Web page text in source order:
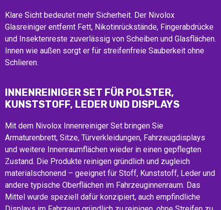
Klare Sicht bedeutet mehr Sicherheit. Der Nivolox
Glasreiniger entfernt Fett, Nikotinrückstände, Fingerabdrücke
und Insektenreste zuverlässig von Scheiben und Glasflächen.
Innen wie außen sorgt er für streifenfreie Sauberkeit ohne
Schlieren.
INNENREINIGER SET FÜR POLSTER,
KUNSTSTOFF, LEDER UND DISPLAYS
Mit dem Nivolox Innenreiniger Set bringen Sie
Armaturenbrett, Sitze, Türverkleidungen, Fahrzeugdisplays
und weitere Innenraumflächen wieder in einen gepflegten
Zustand. Die Produkte reinigen gründlich und zugleich
materialschonend – geeignet für Stoff, Kunststoff, Leder und
andere typische Oberflächen im Fahrzeuginnenraum. Das
Mittel wurde speziell dafür konzipiert, auch empfindliche